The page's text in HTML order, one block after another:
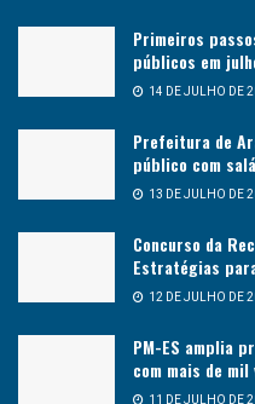
Primeiros
públicos em
14 DE JULHO DE
Prefeitura de
público com
13 DE JULHO DE
Concurso da
Estratégias
12 DE JULHO DE
PM-ES amplia
com mais de mil